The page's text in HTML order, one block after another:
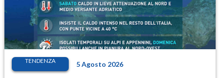
TENDENZA 5 Agosto 2026